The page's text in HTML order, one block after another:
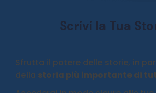
Scrivi la Tua
Sfrutta il potere delle storie, in
della storia più importante di